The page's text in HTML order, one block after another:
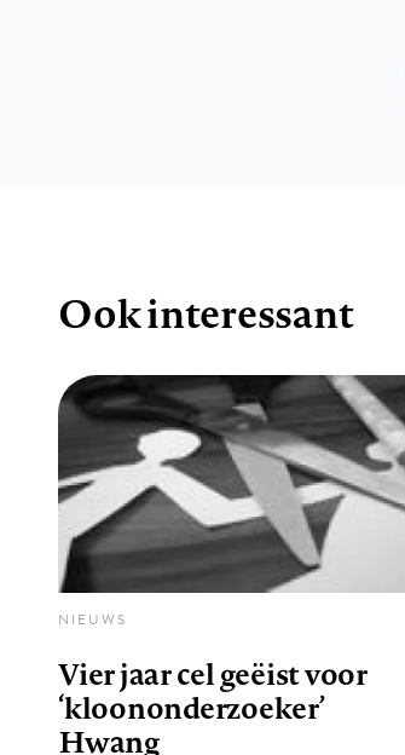
Ook interessant
NIEUWS
Vier jaar cel geëist voor
‘kloononderzoeker’
Hwang